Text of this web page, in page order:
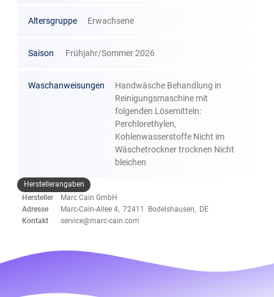
Altersgruppe Erwachsene
Saison Frühjahr/Sommer 2026
Waschanweisungen
Handwäsche Behandlung in
Reinigungsmaschine mit
folgenden Lösemitteln:
Perchlorethylen,
Kohlenwasserstoffe Nicht im
Wäschetrockner trocknen Nicht
bleichen
Herstellerangaben
Hersteller
Marc Cain GmbH
Adresse
Marc-Cain-Allee 4, 72411 Bodelshausen, DE
Kontakt
service@marc-cain.com